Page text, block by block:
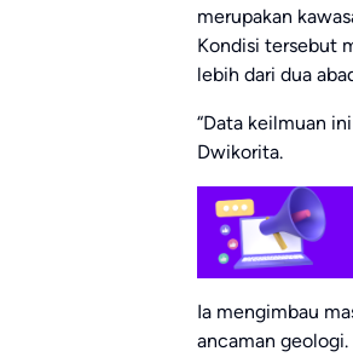
merupakan
Kondisi tersebut
lebih dari dua
“Data keilmuan
Dwikorita.
Ia mengimbau
ancaman